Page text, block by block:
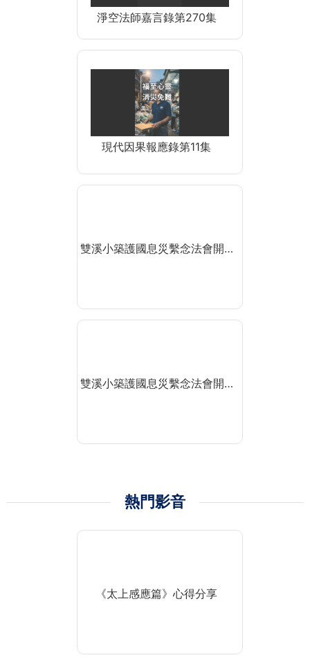
淨空法師嘉言錄第270集
現代因果報應錄第11集
雙溪小築護國息災繫念法會開…
雙溪小築護國息災繫念法會開…
熱門影音
《太上感應篇》心得分享